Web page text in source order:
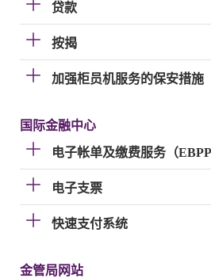
贷款
按揭
加强柜员机服务的保安措施
国际金融中心
电子帐单及缴费服务（EBPP
电子支票
快速支付系统
金管局网站